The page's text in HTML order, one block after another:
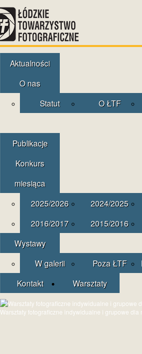
Aktualności
O nas
Statut
O ŁTF
Publikacje
Konkurs
miesiąca
2025/2026
2024/2025
2016/2017
2015/2016
Wystawy
W galerii
Poza ŁTF
Kontakt
Warsztaty
Warsztaty fotograficzne indywidualne i grupowe dla